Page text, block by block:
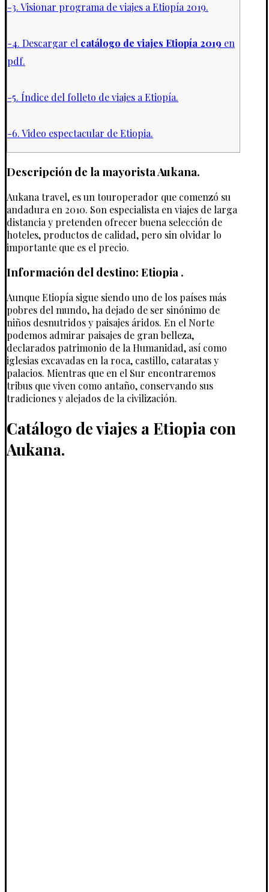
-3. Visionar programa de viajes a Etiopía 2019.
-4. Descargar el catálogo de viajes Etiopía 2019 en
pdf.
-5. Índice del folleto de viajes a Etiopía.
-6. Video espectacular de Etiopia.
Descripción de la mayorista Aukana.
Aukana travel, es un touroperador que comenzó su
andadura en 2010. Son especialista en viajes de larga
distancia y pretenden ofrecer buena selección de
hoteles, productos de calidad, pero sin olvidar lo
importante que es el precio.
Información del destino: Etiopia .
Aunque Etiopía sigue siendo uno de los países más
pobres del mundo, ha dejado de ser sinónimo de
niños desnutridos y paisajes áridos. En el Norte
podemos admirar paisajes de gran belleza,
declarados patrimonio de la Humanidad, así como
iglesias excavadas en la roca, castillo, cataratas y
palacios. Mientras que en el Sur encontraremos
tribus que viven como antaño, conservando sus
tradiciones y alejados de la civilización.
Catálogo de viajes a Etiopia con
Aukana.